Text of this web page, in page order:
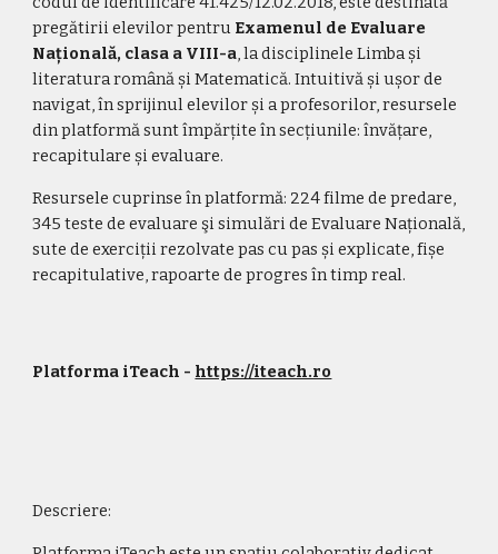
pregătirii elevilor pentru Examenul de Evaluare
Națională, clasa a VIII-a, la disciplinele Limba și
literatura română și Matematică. Intuitivă și ușor de
navigat, în sprijinul elevilor și a profesorilor, resursele
din platformă sunt împărțite în secțiunile: învățare,
recapitulare și evaluare.
Resursele cuprinse în platformă: 224 filme de predare,
345 teste de evaluare şi simulări de Evaluare Națională,
sute de exerciții rezolvate pas cu pas și explicate, fișe
recapitulative, rapoarte de progres în timp real.
Platforma iTeach - https://iteach.ro
Descriere: